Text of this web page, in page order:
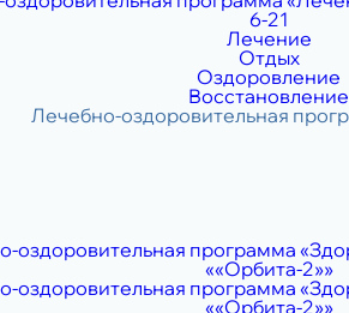
6-21
Лечение
Отдых
Оздоровление
Восстановление